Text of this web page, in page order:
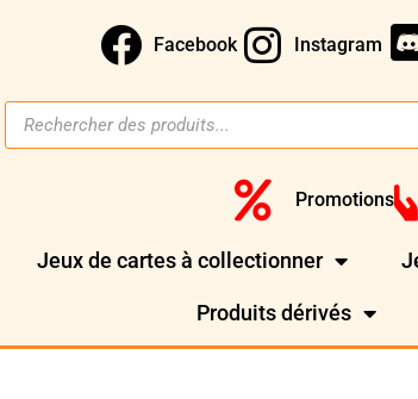
Facebook Instagram
Promotions
Jeux de cartes à collectionner
Produits dérivés